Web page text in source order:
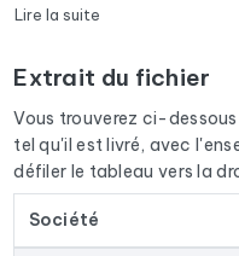
diagnostiqueurs, les
Chaque email du fichier
automatique via
adresses invalides, les
sont retirés. Résultat : un
campagnes qui arrivent
Lire la suite
Extrait du fichier
Vous trouverez ci-
tel qu'il est livré, avec
défiler le tableau vers la
Société